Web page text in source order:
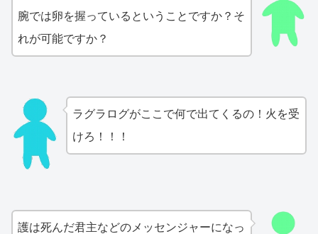
腕では卵を握っているということですか？そ
れが可能ですか？
ラグラログがここで何で出てくるの！火を受
けろ！！！
護は死んだ君主などのメッセンジャーになっ